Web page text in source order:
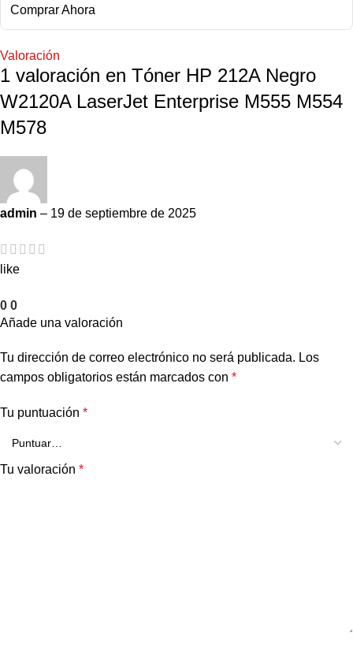
Comprar Ahora
Valoración
1 valoración en Tóner HP 212A Negro
W2120A LaserJet Enterprise M555 M554
M578
admin – 19 de septiembre de 2025
like
0 0
Añade una valoración
Tu dirección de correo electrónico no será publicada. Los
campos obligatorios están marcados con *
Tu puntuación *
Tu valoración *